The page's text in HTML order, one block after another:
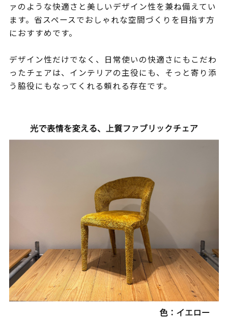
ァのような快適さと美しいデザイン性を兼ね備えてい
ます。省スペースでおしゃれな空間づくりを目指す方
におすすめです。
デザイン性だけでなく、日常使いの快適さにもこだわ
ったチェアは、インテリアの主役にも、そっと寄り添
う脇役にもなってくれる頼れる存在です。